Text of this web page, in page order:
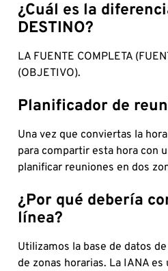
¿Cuál es la
DESTINO?
LA FUENTE COMPLETA
(OBJETIVO).
Planificador de
Una vez que conviertas la
para compartir esta hora con
planificar reuniones en dos
¿Por qué debería
línea?
Utilizamos la base de datos
de zonas horarias. La IANA